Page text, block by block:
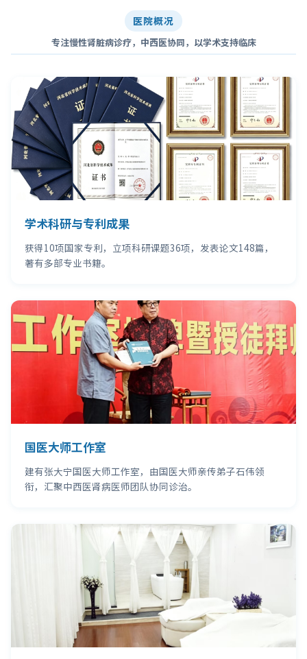
医院概况
专注慢性肾脏病诊疗，中西医协同，以学术支持临床
学术科研与专利成果
获得10项国家专利，立项科研课题36项，发表论文148篇，
著有多部专业书籍。
国医大师工作室
建有张大宁国医大师工作室，由国医大师亲传弟子石伟领
衔，汇聚中西医肾病医师团队协同诊治。